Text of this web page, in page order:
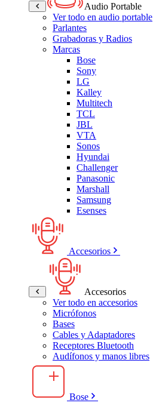
Audio Portable
Ver todo en audio portable
Parlantes
Grabadoras y Radios
Marcas
Bose
Sony
LG
Kalley
Multitech
TCL
JBL
VTA
Sonos
Hyundai
Challenger
Panasonic
Marshall
Samsung
Esenses
Accesorios
Accesorios
Ver todo en accesorios
Micrófonos
Bases
Cables y Adaptadores
Receptores Bluetooth
Audífonos y manos libres
Bose